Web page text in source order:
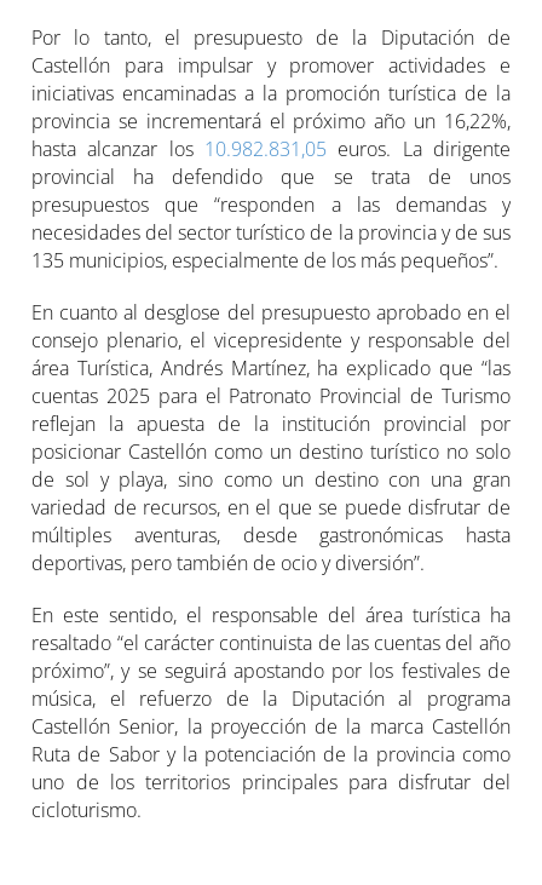
Por lo tanto, el presupuesto de la Diputación de
Castellón para impulsar y promover actividades e
iniciativas encaminadas a la promoción turística de la
provincia se incrementará el próximo año un 16,22%,
hasta alcanzar los 10.982.831,05 euros. La dirigente
provincial ha defendido que se trata de unos
presupuestos que “responden a las demandas y
necesidades del sector turístico de la provincia y de sus
135 municipios, especialmente de los más pequeños”.
En cuanto al desglose del presupuesto aprobado en el
consejo plenario, el vicepresidente y responsable del
área Turística, Andrés Martínez, ha explicado que “las
cuentas 2025 para el Patronato Provincial de Turismo
reflejan la apuesta de la institución provincial por
posicionar Castellón como un destino turístico no solo
de sol y playa, sino como un destino con una gran
variedad de recursos, en el que se puede disfrutar de
múltiples aventuras, desde gastronómicas hasta
deportivas, pero también de ocio y diversión”.
En este sentido, el responsable del área turística ha
resaltado “el carácter continuista de las cuentas del año
próximo”, y se seguirá apostando por los festivales de
música, el refuerzo de la Diputación al programa
Castellón Senior, la proyección de la marca Castellón
Ruta de Sabor y la potenciación de la provincia como
uno de los territorios principales para disfrutar del
cicloturismo.